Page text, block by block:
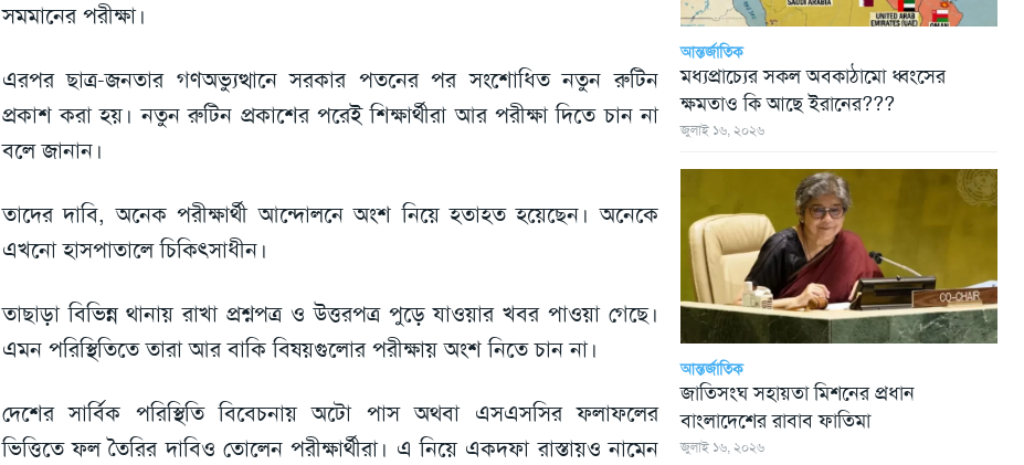
সমমানের পরীক্ষা।
এরপর ছাত্র-জনতার গণঅভ্যুত্থানে সরকার পতনের পর সংশোধিত নতুন রুটিন
প্রকাশ করা হয়। নতুন রুটিন প্রকাশের পরেই শিক্ষার্থীরা আর পরীক্ষা দিতে চান না
বলে জানান।
তাদের দাবি, অনেক পরীক্ষার্থী আন্দোলনে অংশ নিয়ে হতাহত হয়েছেন। অনেকে
এখনো হাসপাতালে চিকিৎসাধীন।
তাছাড়া বিভিন্ন থানায় রাখা প্রশ্নপত্র ও উত্তরপত্র পুড়ে যাওয়ার খবর পাওয়া গেছে।
এমন পরিস্থিতিতে তারা আর বাকি বিষয়গুলোর পরীক্ষায় অংশ নিতে চান না।
দেশের সার্বিক পরিস্থিতি বিবেচনায় অটো পাস অথবা এসএসসির ফলাফলের
ভিত্তিতে ফল তৈরির দাবিও তোলেন পরীক্ষার্থীরা। এ নিয়ে একদফা রাস্তায়ও নামেন
আন্তর্জাতিক
মধ্যপ্রাচ্যের সকল অবকাঠামো ধ্বংসের
ক্ষমতাও কি আছে ইরানের???
জুলাই ১৬, ২০২৬
আন্তর্জাতিক
জাতিসংঘ সহায়তা মিশনের প্রধান
বাংলাদেশের রাবাব ফাতিমা
জুলাই ১৬, ২০২৬